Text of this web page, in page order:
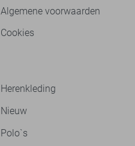
Algemene voorwaarden
Cookies
Herenkleding
Nieuw
Polo`s